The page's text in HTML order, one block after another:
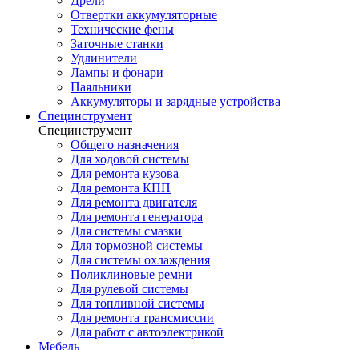
Отвертки аккумуляторные
Технические фены
Заточные станки
Удлинители
Лампы и фонари
Паяльники
Аккумуляторы и зарядные устройства
Специнструмент
Специнструмент
Общего назначения
Для ходовой системы
Для ремонта кузова
Для ремонта КПП
Для ремонта двигателя
Для ремонта генератора
Для системы смазки
Для тормозной системы
Для системы охлаждения
Поликлиновые ремни
Для рулевой системы
Для топливной системы
Для ремонта трансмиссии
Для работ с автоэлектрикой
Мебель